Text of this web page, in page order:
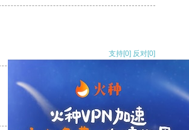
支持[0] 反对[0]
支持[0] 反对